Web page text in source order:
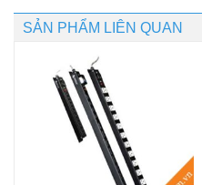
SẢN PHẨM LIÊN QUAN